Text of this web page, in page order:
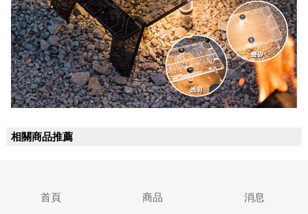
相關商品推薦
首頁 商品 消息